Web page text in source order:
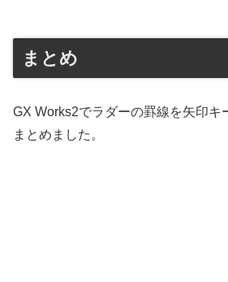
まとめ
GX Works2でラダーの罫線を矢印キ
まとめました。